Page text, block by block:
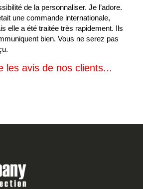
de la personnaliser. Je l’adore.
une commande internationale,
elle a été traitée très rapidement. Ils
bien. Vous ne serez pas
les avis de nos clients...